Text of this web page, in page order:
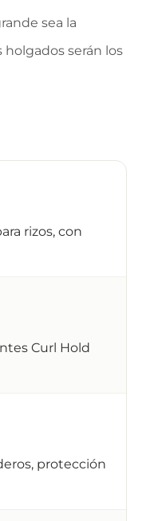
sea la
holgados serán los
rizos, con
Curl Hold
protección